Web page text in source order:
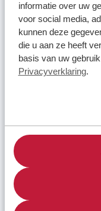
informatie over uw
voor social media,
kunnen deze
die u aan ze heeft
basis van uw
Privacyverklaring.
Zoeken jullie